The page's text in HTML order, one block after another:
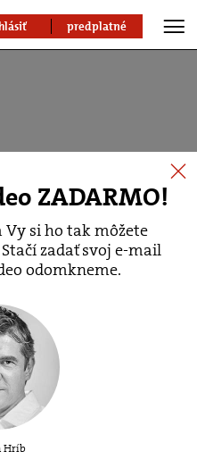
predplatné
ZADARMO!
si ho tak môžete
Stačí zadať svoj e-mail
odomkneme.
Hríb